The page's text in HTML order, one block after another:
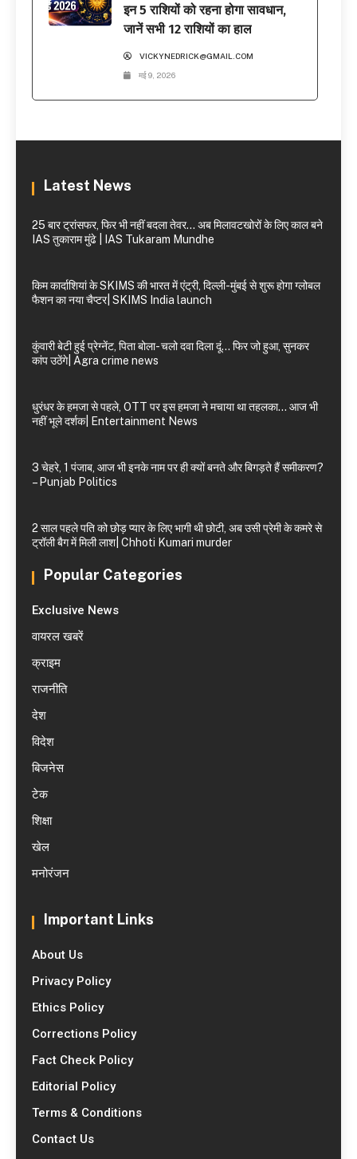
इन 5 राशियों को रहना होगा सावधान,
जानें सभी 12 राशियों का हाल
VICKYNEDRICK@GMAIL.COM
मई 9, 2026
Latest News
25 बार ट्रांसफर, फिर भी नहीं बदला तेवर… अब मिलावटखोरों के लिए काल बने
IAS तुकाराम मुंढे | IAS Tukaram Mundhe
किम कार्दाशियां के SKIMS की भारत में एंट्री, दिल्ली-मुंबई से शुरू होगा ग्लोबल
फैशन का नया चैप्टर| SKIMS India launch
कुंवारी बेटी हुई प्रेग्नेंट, पिता बोला- चलो दवा दिला दूं… फिर जो हुआ, सुनकर
कांप उठेंगे| Agra crime news
धुरंधर के हमजा से पहले, OTT पर इस हमजा ने मचाया था तहलका… आज भी
नहीं भूले दर्शक| Entertainment News
3 चेहरे, 1 पंजाब, आज भी इनके नाम पर ही क्यों बनते और बिगड़ते हैं समीकरण?
– Punjab Politics
2 साल पहले पति को छोड़ प्यार के लिए भागी थी छोटी, अब उसी प्रेमी के कमरे से
ट्रॉली बैग में मिली लाश| Chhoti Kumari murder
Popular Categories
Exclusive News
वायरल खबरें
क्राइम
राजनीति
देश
विदेश
बिजनेस
टेक
शिक्षा
खेल
मनोरंजन
Important Links
About Us
Privacy Policy
Ethics Policy
Corrections Policy
Fact Check Policy
Editorial Policy
Terms & Conditions
Contact Us